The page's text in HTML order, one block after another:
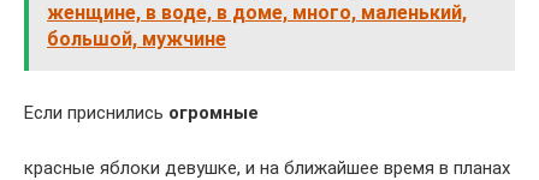
женщине, в воде, в доме, много, маленький,
большой, мужчине
Если приснились огромные
красные яблоки девушке, и на ближайшее время в планах